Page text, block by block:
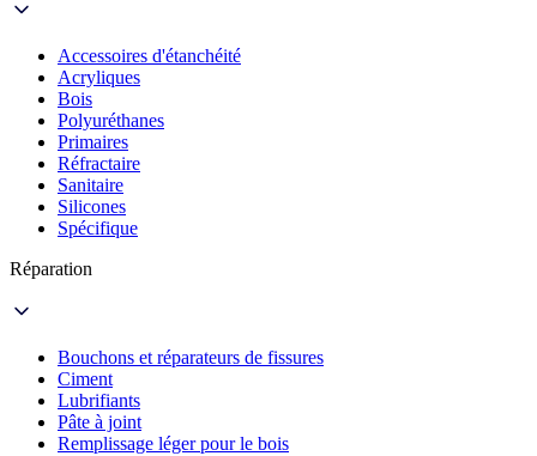
Accessoires d'étanchéité
Acryliques
Bois
Polyuréthanes
Primaires
Réfractaire
Sanitaire
Silicones
Spécifique
Réparation
Bouchons et réparateurs de fissures
Ciment
Lubrifiants
Pâte à joint
Remplissage léger pour le bois